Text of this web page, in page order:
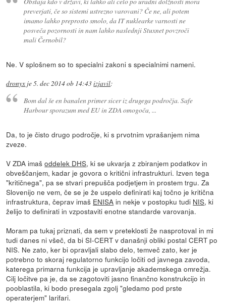
preverjati, če so sistemi ustrezno varovani? Če ne, ali potem
imamo lahko preprosto smolo, da IT nuklearke varnosti ne
posveča pozornosti in nam lahko naslednji Stuxnet povzroči
mali Černobil?
Ne. V splošnem so to specialni zakoni s specialnimi nameni.
dronyx je5. dec 2014 ob 14:43izjavil:
Bom dal še en banalen primer sicer iz drugega področja. Safe
Harbour sporazum med EU in ZDA omogoča, ...
Da, to je čisto drugo področje, ki s prvotnim vprašanjem nima
zveze.
V ZDA imašoddelek DHS, ki se ukvarja z zbiranjem podatkov in
obveščanjem, kadar je govora o kritični infrastrukturi. Izven tega
"kritičnega", pa se stvari prepušča podjetjem in prostem trgu. Za
Slovenijo ne vem, če se je že uspelo definirati kaj točno je kritična
infrastruktura, čeprav imaš ENISA in nekje v postopku tudi NIS, ki
želijo to definirati in vzpostaviti enotne standarde varovanja.
Moram pa tukaj priznati, da sem v preteklosti že nasprotoval in mi
tudi danes ni všeč, da bi SI-CERT v današnji obliki postal CERT po
NIS. Ne zato, ker bi opravljali slabo delo, temveč zato, ker je
potrebno to skoraj regulatorno funkcijo ločiti od javnega zavoda,
katerega primarna funkcija je upravljanje akademskega omrežja.
Cilj ločitve pa je, da se zagotoviti jasno finančno konstrukcijo in
pooblastila, ki bodo presegala zgolj "gledamo pod prste
operaterjem" larifari.